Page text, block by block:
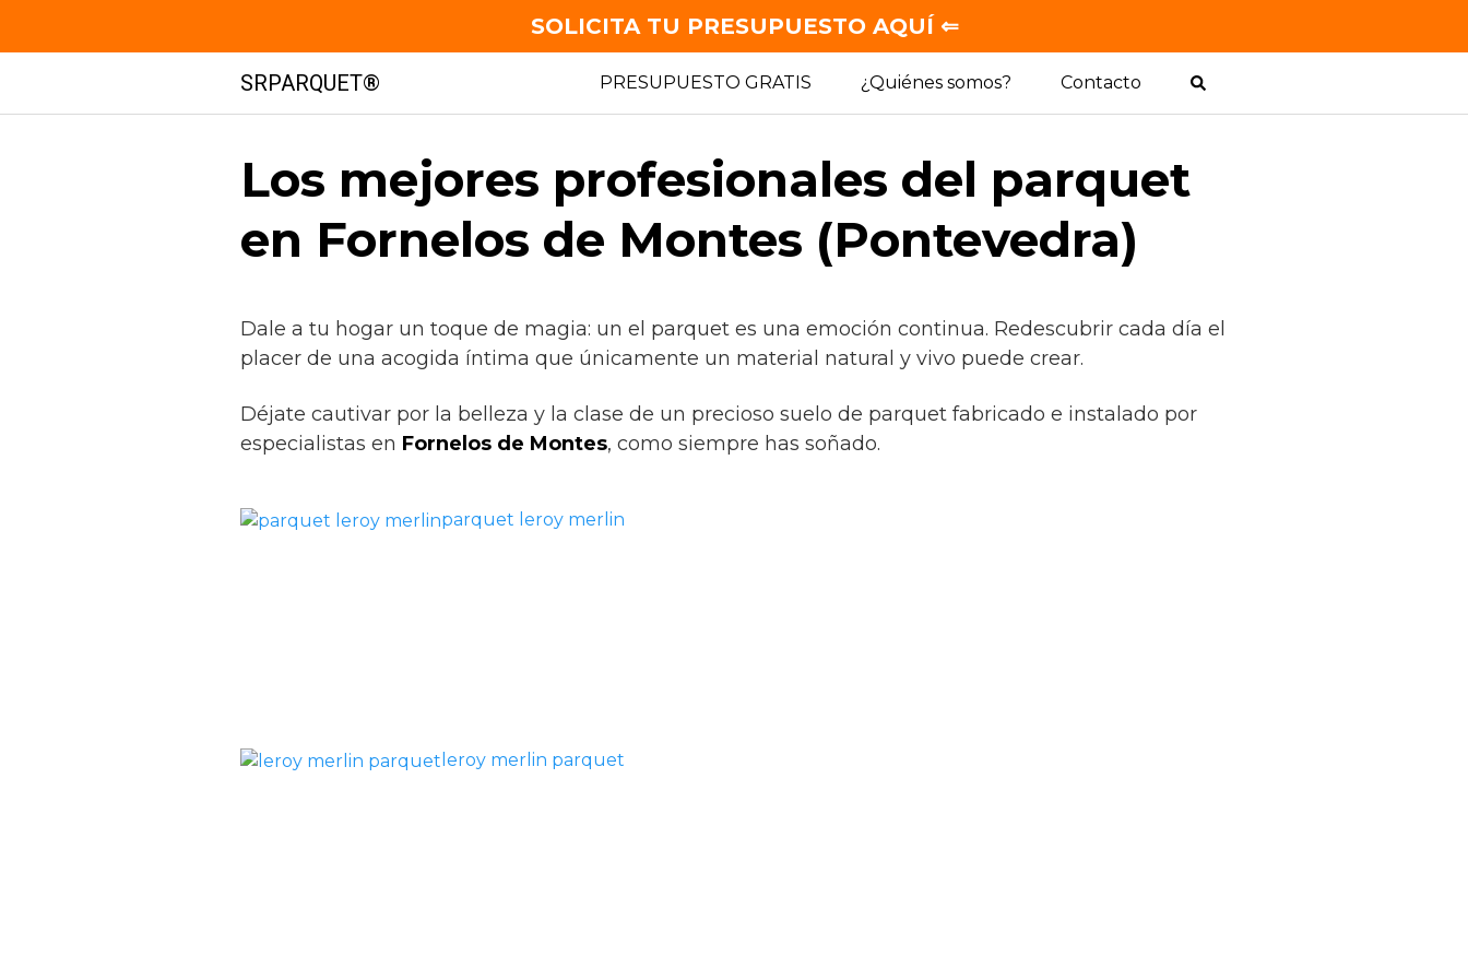
contenido
SRPARQUET® PRESUPUESTO GRATIS ¿Quiénes somos? Contacto
Los mejores profesionales del parquet
en Fornelos de Montes (Pontevedra)
Dale a tu hogar un toque de magia: un el parquet es una emoción continua. Redescubrir cada día el
placer de una acogida íntima que únicamente un material natural y vivo puede crear.
Déjate cautivar por la belleza y la clase de un precioso suelo de parquet fabricado e instalado por
especialistas en Fornelos de Montes, como siempre has soñado.
parquet leroy merlin
leroy merlin parquet
SOLICITA TU PRESUPUESTO AQUÍ ⇐